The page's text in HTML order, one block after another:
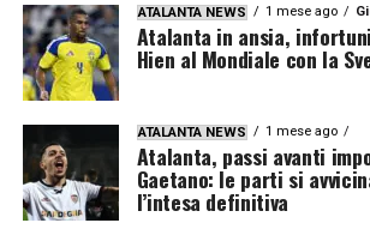
ATALANTA NEWS 1 mese ago
Atalanta in ansia,
Hien al Mondiale con la
ATALANTA NEWS 1 mese ago
Atalanta, passi avanti
Gaetano: le parti si
l’intesa definitiva